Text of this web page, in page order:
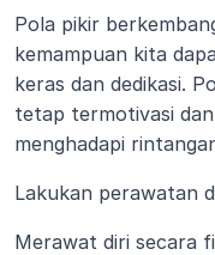
Pola pikir
kemampuan kita
keras dan dedikasi.
tetap termotivasi
menghadapi
Lakukan perawatan
Merawat diri secara